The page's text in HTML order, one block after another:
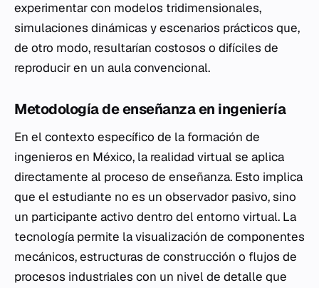
experimentar con modelos tridimensionales,
simulaciones dinámicas y escenarios prácticos que,
de otro modo, resultarían costosos o difíciles de
reproducir en un aula convencional.
Metodología de enseñanza en ingeniería
En el contexto específico de la formación de
ingenieros en México, la realidad virtual se aplica
directamente al proceso de enseñanza. Esto implica
que el estudiante no es un observador pasivo, sino
un participante activo dentro del entorno virtual. La
tecnología permite la visualización de componentes
mecánicos, estructuras de construcción o flujos de
procesos industriales con un nivel de detalle que